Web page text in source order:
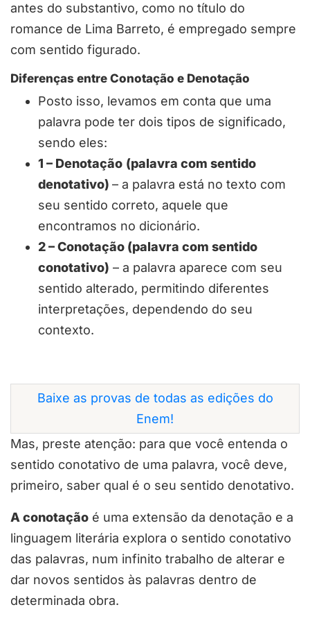
antes do substantivo, como no título do
romance de Lima Barreto, é empregado sempre
com sentido figurado.
Diferenças entre Conotação e Denotação
Posto isso, levamos em conta que uma
palavra pode ter dois tipos de significado,
sendo eles:
1 – Denotação (palavra com sentido
denotativo) – a palavra está no texto com
seu sentido correto, aquele que
encontramos no dicionário.
2 – Conotação (palavra com sentido
conotativo) – a palavra aparece com seu
sentido alterado, permitindo diferentes
interpretações, dependendo do seu
contexto.
Baixe as provas de todas as edições do
Enem!
Mas, preste atenção: para que você entenda o
sentido conotativo de uma palavra, você deve,
primeiro, saber qual é o seu sentido denotativo.
A conotação é uma extensão da denotação e a
linguagem literária explora o sentido conotativo
das palavras, num infinito trabalho de alterar e
dar novos sentidos às palavras dentro de
determinada obra.